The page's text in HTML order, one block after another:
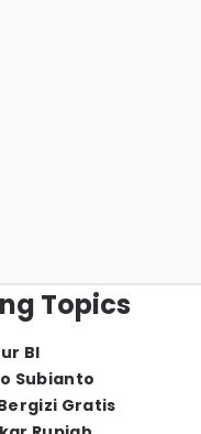
Topics
BI
Subianto
Gratis